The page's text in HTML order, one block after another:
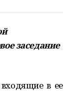
заседание
в ее